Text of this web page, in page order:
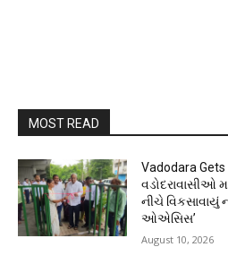
MOST READ
Vadodara Gets
વડોદરાવાસીઓ
નીચે વિકસાવાયું
ઓએસિસ’
August 10, 2026